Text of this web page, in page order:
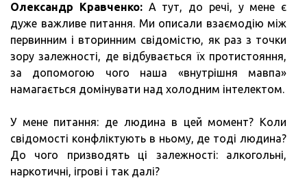
Олександр Кравченко:А тут, до речі, у мене є
дуже важливе питання. Ми описали взаємодію між
первинним і вторинним свідомістю, як раз з точки
зору залежності, де відбувається їх протистояння,
за допомогою чого наша «внутрішня мавпа»
намагається домінувати над холодним інтелектом.
У мене питання: де людина в цей момент? Коли
свідомості конфліктують в ньому, де тоді людина?
До чого призводять ці залежності: алкогольні,
наркотичні, ігрові і так далі?